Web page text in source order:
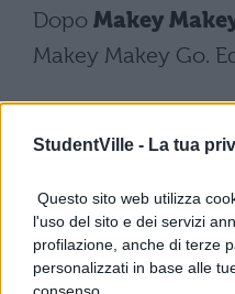
StudentVille - La tua
Questo sito web utilizza
l'uso del sito e dei servizi
profilazione, anche di terze
personalizzati in base alle
consenso.
Dopo Makey
Makey Makey Go.